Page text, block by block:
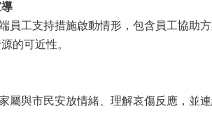
工支持措施啟動情形，包含員工協助
的可近性。
與市民安放情緒、理解哀傷反應，並